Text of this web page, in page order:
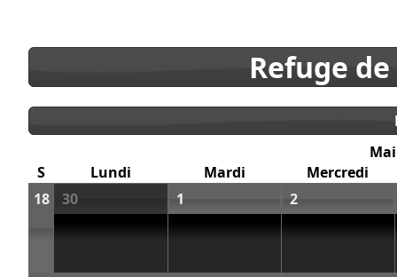
Refuge
Mai
S
Lundi Mardi
Mercredi
18
30 1 2